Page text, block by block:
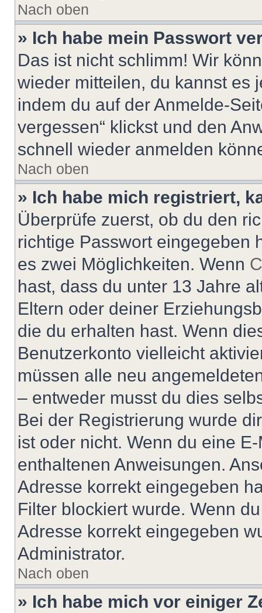
Nach oben
» Ich habe mein Passwort
Das ist nicht schlimm! Wir
wieder mitteilen, du kannst es
indem du auf der Anmelde-
vergessen“ klickst und den
schnell wieder anmelden
Nach oben
» Ich habe mich registriert,
Überprüfe zuerst, ob du den
richtige Passwort eingegeben
es zwei Möglichkeiten. Wenn
hast, dass du unter 13 Jahre
Eltern oder deiner
die du erhalten hast. Wenn
Benutzerkonto vielleicht
müssen alle neu
– entweder musst du dies
Bei der Registrierung wurde
ist oder nicht. Wenn du eine
enthaltenen Anweisungen.
Adresse korrekt eingegeben
Filter blockiert wurde. Wenn
Adresse korrekt eingegeben
Administrator.
Nach oben
» Ich habe mich vor einiger